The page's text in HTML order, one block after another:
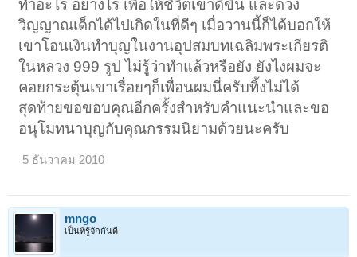
ทำอะไร อย่างไร เพื่อให้ชีวิตเขาดีขึ้น และดวง
วิญญาณเด็กได้ไปเกิดในที่ดีๆ เมื่อวานนี้ก็ได้บอกให้
เขาโอนเงินทำบุญในงานอุปสมบทเฉลิมพระเกียรติ
ในหลวง 999 รูป ไม่รู้ว่าทำแล้วหรือยัง ยังไงผมจะ
คอยกระตุ้นเขาเรื่อยๆก็เพื่อนผมนี่ครับทิ้งไม่ได้
สุดท้ายขอขอบคุณอีกครั้งสำหรับคำแนะนำและขอ
อนุโมทนาบุญกับคุณกรรมนิยามด้วยนะครับ
5 ธันวาคม 2010
mngo
เป็นที่รู้จักกันดี